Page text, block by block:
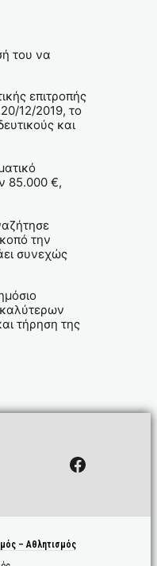
του να
επιτροπής
12/2019, το
και
85.000 €,
την
συνεχώς
τήρηση της
Facebook
– Αθλητισμός